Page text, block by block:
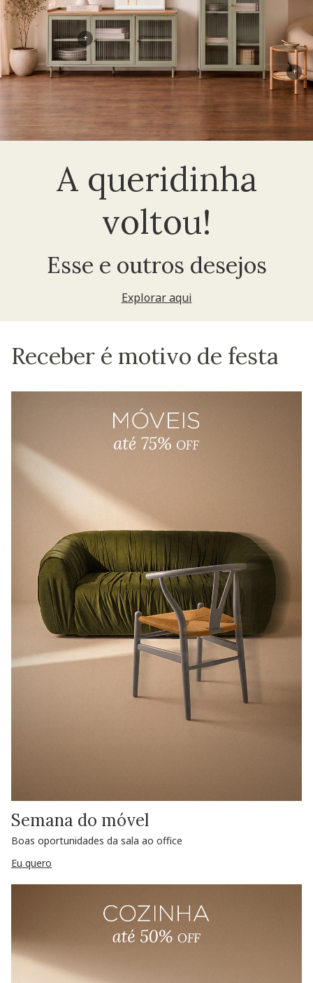
A queridinha
voltou!
Esse e outros desejos
Explorar aqui
+
+
Receber é motivo de festa
Semana do móvel
Boas oportunidades da sala ao office
Eu quero